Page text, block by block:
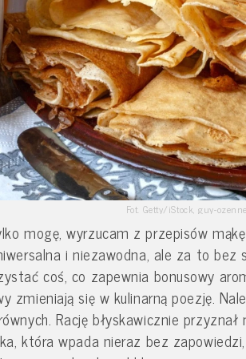
Fot. Getty/iStock, guy-ozenne
mogę, wyrzucam z przepisów
i niezawodna, ale za to bez
coś, co zapewnia bonusowy
zmieniają się w kulinarną poezję.
Rację błyskawicznie
która wpada nieraz bez